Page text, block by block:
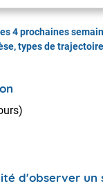
4 prochaines
types de
d'observer